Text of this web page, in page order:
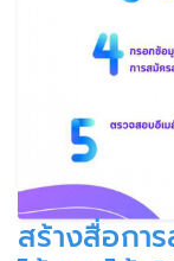
สร้างสื่อกา